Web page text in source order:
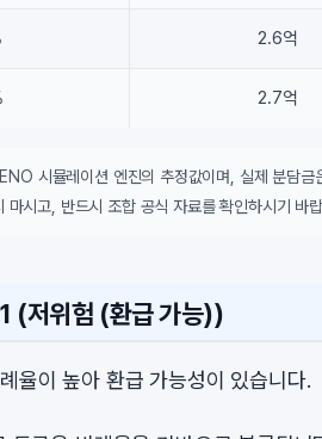
2.6억
2.7억
시뮬레이션 엔진의 추정값이며, 실제 분담
마시고, 반드시 조합 공식 자료를 확인하시기 바
(저위험 (환급 가능))
율이 높아 환급 가능성이 있습니다.